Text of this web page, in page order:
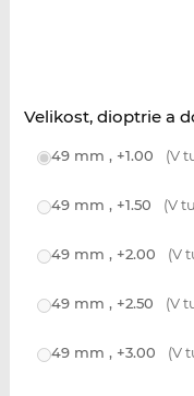
Velikost, dioptrie a
49 mm , +1.00 (V
49 mm , +1.50 (V
49 mm , +2.00 (V
49 mm , +2.50 (V
49 mm , +3.00 (V